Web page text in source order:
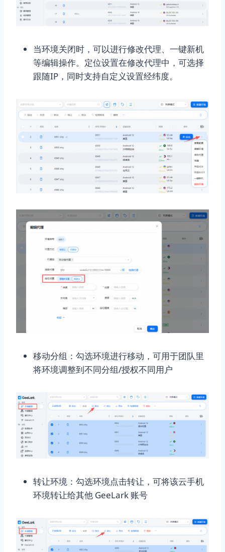
当环境关闭时，可以进行修改代理、一键新机
等编辑操作。定位设置在修改代理中，可选择
跟随IP，同时支持自定义设置经纬度。
移动分组：勾选环境进行移动，可用于团队里
将环境调整到不同分组/授权不同用户
转让环境：勾选环境点击转让，可将该云手机
环境转让给其他 GeeLark 账号